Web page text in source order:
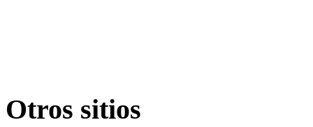
Otros sitios